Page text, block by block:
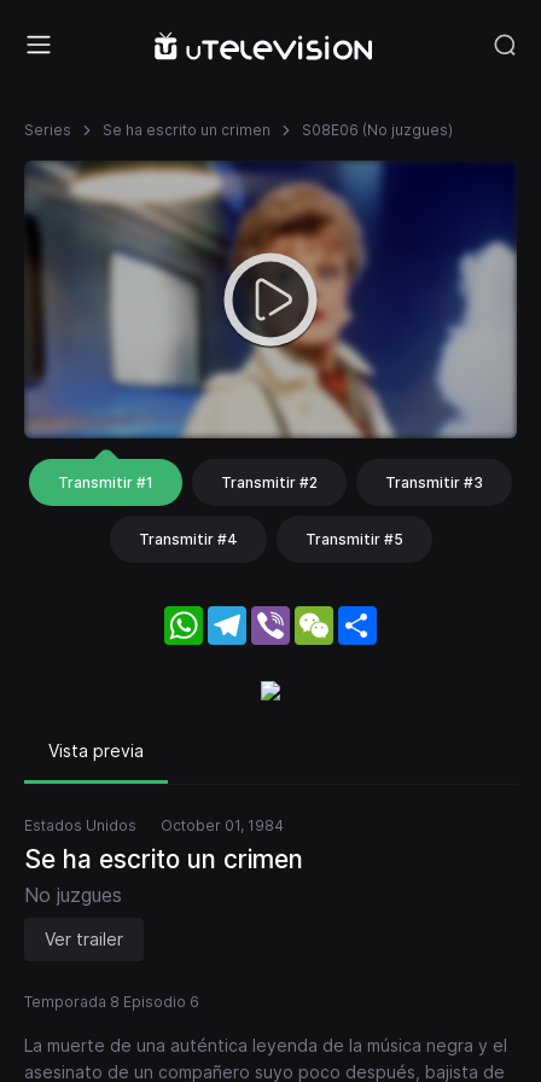
Series Se ha escrito un crimen S08E06 (No juzgues)
Transmitir #1 Transmitir #2 Transmitir #3
Transmitir #4 Transmitir #5
WhatsApp
Telegram
Viber WeChat
Vista previa
Estados Unidos October 01, 1984
Se ha escrito un crimen
No juzgues
Ver trailer
Temporada 8 Episodio 6
La muerte de una auténtica leyenda de la música negra y el
asesinato de un compañero suyo poco después, bajista de